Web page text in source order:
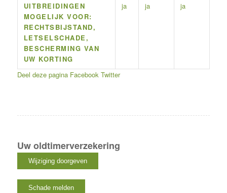
UITBREIDINGEN
MOGELIJK VOOR:
RECHTSBIJSTAND,
LETSELSCHADE,
BESCHERMING VAN
UW KORTING
ja ja ja
Deel deze pagina Facebook Twitter
Uw oldtimerverzekering